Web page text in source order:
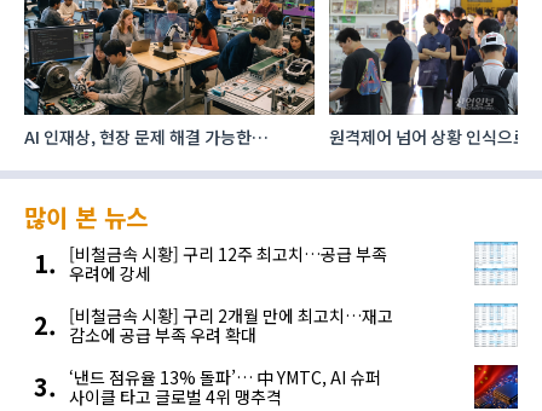
AI 인재상, 현장 문제 해결 가능한
원격제어 넘어 상황 인식으로,
많이 본 뉴스
[비철금속 시황] 구리 12주 최고치…공급 부족
우려에 강세
[비철금속 시황] 구리 2개월 만에 최고치…재고
감소에 공급 부족 우려 확대
‘낸드 점유율 13% 돌파’… 中 YMTC, AI 슈퍼
사이클 타고 글로벌 4위 맹추격